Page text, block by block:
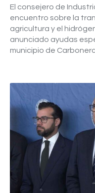
El consejero de
encuentro sobre la
agricultura y el
anunciado ayudas
municipio de